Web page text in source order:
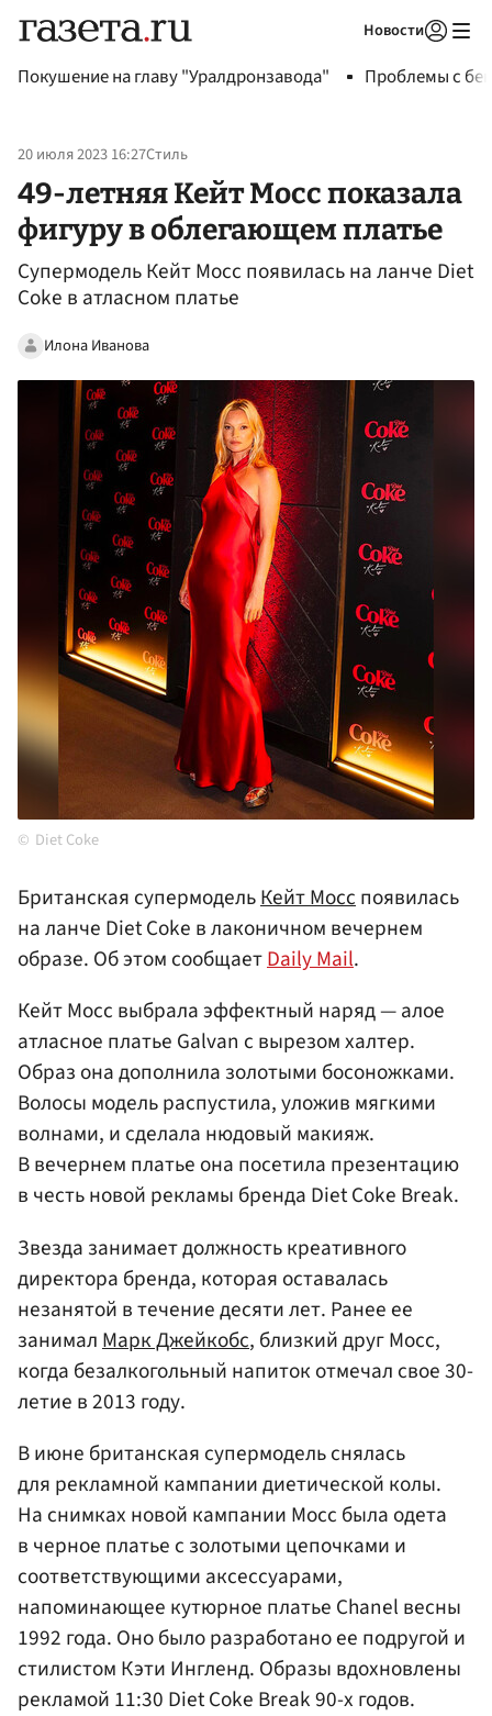
Новости
Покушение на главу "Уралдронзавода" Проблемы с
20 июля 2023 16:27Стиль
49-летняя Кейт Мосс показала
фигуру в облегающем платье
Супермодель Кейт Мосс появилась на ланче Diet
Coke в атласном платье
Илона Иванова
Diet Coke
Британская супермодельКейт Мосспоявилась
на ланче Diet Coke в лаконичном вечернем
образе. Об этом сообщаетDaily Mail.
Кейт Мосс выбрала эффектный наряд — алое
атласное платье Galvan с вырезом халтер.
Образ она дополнила золотыми босоножками.
Волосы модель распустила, уложив мягкими
волнами, и сделала нюдовый макияж.
В вечернем платье она посетила презентацию
в честь новой рекламы бренда Diet Coke Break.
Звезда занимает должность креативного
директора бренда, которая оставалась
незанятой в течение десяти лет. Ранее ее
занимал Марк Джейкобс, близкий друг Мосс,
когда безалкогольный напиток отмечал свое 30-
летие в 2013 году.
В июне британская супермодель снялась
для рекламной кампании диетической колы.
На снимках новой кампании Мосс была одета
в черное платье с золотыми цепочками и
соответствующими аксессуарами,
напоминающее кутюрное платье Chanel весны
1992 года. Оно было разработано ее подругой и
стилистом Кэти Ингленд. Образы вдохновлены
рекламой 11:30 Diet Coke Break 90-х годов.